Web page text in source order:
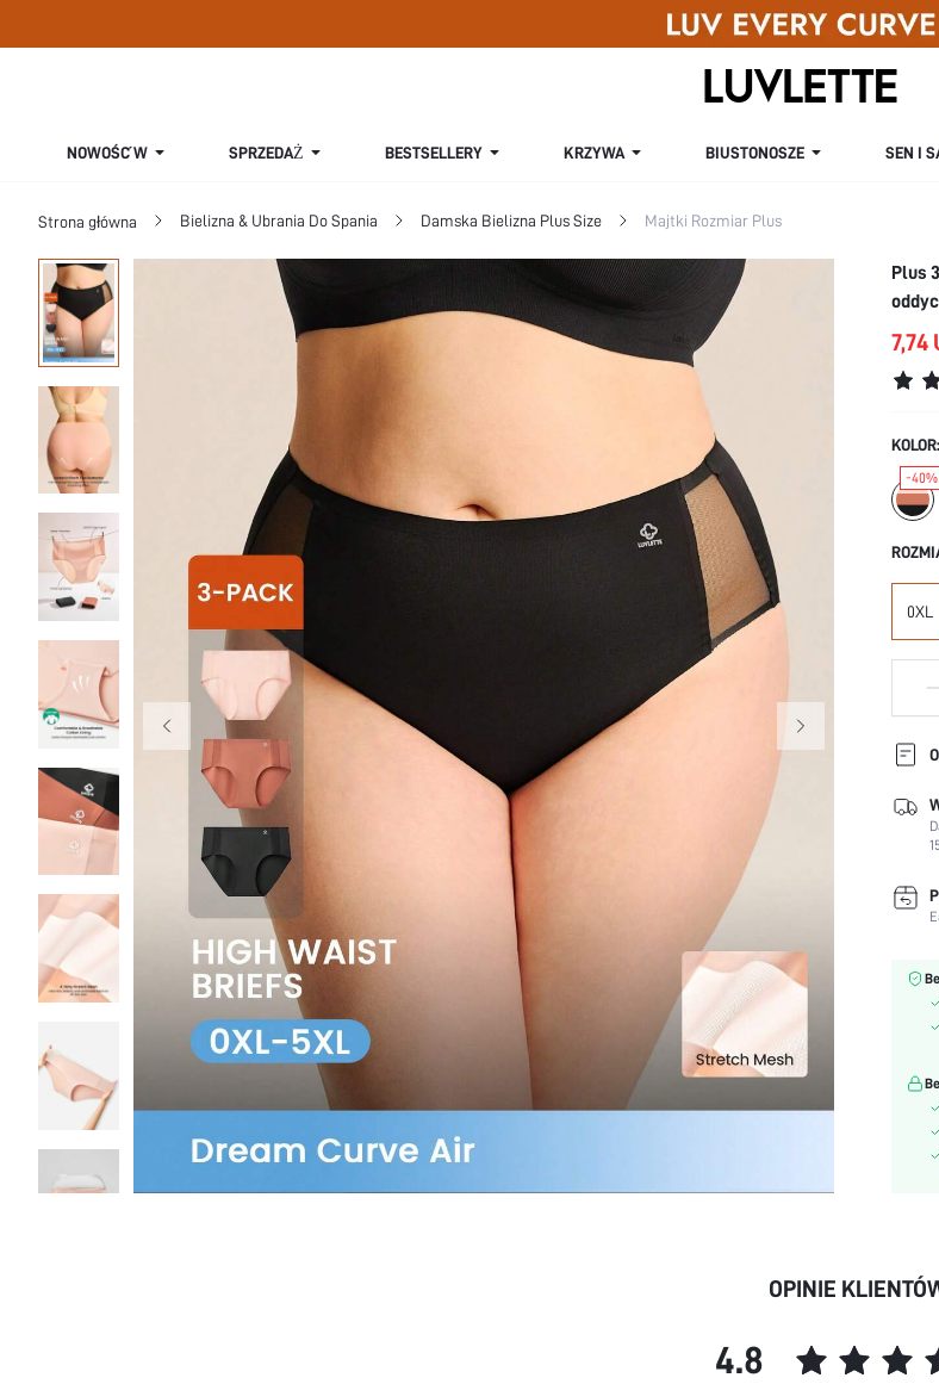
NOWOŚĆ W SPRZEDAŻ BESTSELLERY KRZYWA BIUSTONOSZE SEN I
Strona główna Bielizna & Ubrania Do Spania Damska Bielizna Plus Size Majtki Rozmiar Plus
Plus
7,74
KOLOR:
-40%
0XL
Sceny:
Pora
Rodzaj
Kolor:
skc:
OPINIE
4.8